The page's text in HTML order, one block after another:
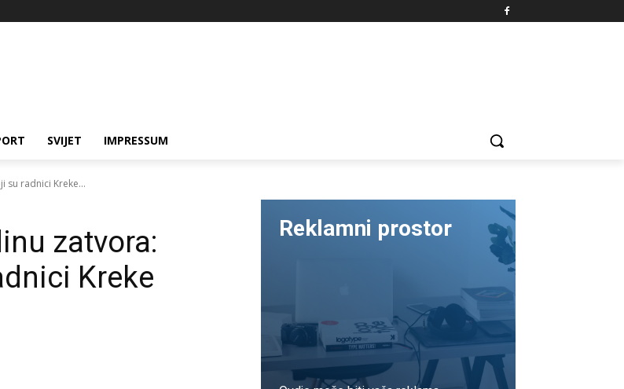
SVIJET IMPRESSUM
su radnici Kreke...
zatvora:
Kreke
Reklamni prostor